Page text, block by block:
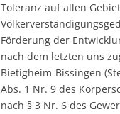
Toleranz auf allen
Förderung der
nach dem letzten uns
Bietigheim-Bissingen
Abs. 1 Nr. 9 des
nach § 3 Nr. 6 des